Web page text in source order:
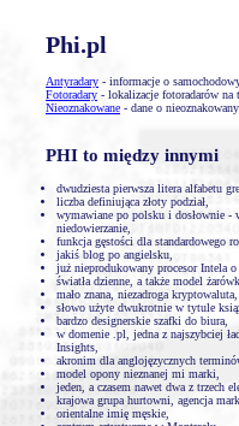
Phi.pl
Antyradary - informacje o
Fotoradary - lokalizacje fotoradarów
Nieoznakowane - dane o
PHI to między innymi
dwudziesta pierwsza litera alfabetu
liczba definiująca złoty podział,
wymawiane po polsku i dosłownie -
niedowierzanie,
funkcja gęstości dla standardowego
jakiś blog po angielsku,
już nieprodukowany procesor Intela
światła dzienne, a także model
mało znana, niezadroga kryptowaluta,
słowo użyte dwukrotnie w tytule
bardzo designerskie szafki do biura,
w domenie .pl, jedna z najszybciej
Insights,
akronim dla anglojęzycznych
model opony nieznanej mi marki,
jeden, a czasem nawet dwa z trzech
krajowa grupa hurtowni, agencja
orientalne imię męskie,